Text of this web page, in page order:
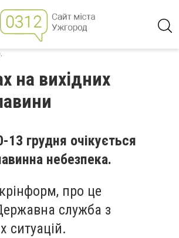
на вихідних
13 грудня очікується
небезпека.
про це
служба з
ситуацій.